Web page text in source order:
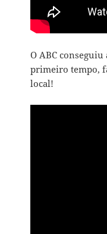
O ABC
primeiro tempo,
local!